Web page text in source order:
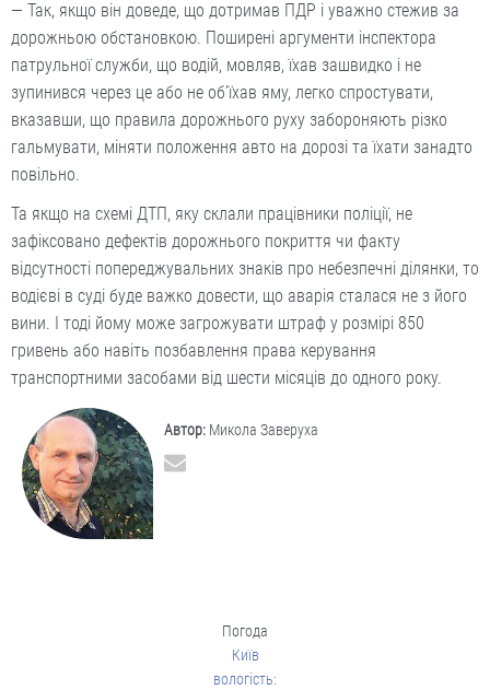
— Так, якщо він доведе, що дотримав ПДР і уважно стежив за
дорожньою обстановкою. Поширені аргументи інспектора
патрульної служби, що водій, мовляв, їхав зашвидко і не
зупинився через це або не об’їхав яму, легко спростувати,
вказавши, що правила дорожнього руху забороняють різко
гальмувати, міняти положення авто на дорозі та їхати занадто
повільно.
Та якщо на схемі ДТП, яку склали працівники поліції, не
зафіксовано дефектів дорожнього покриття чи факту
відсутності попереджувальних знаків про небезпечні ділянки, то
водієві в суді буде важко довести, що аварія сталася не з його
вини. І тоді йому може загрожувати штраф у розмірі 850
гривень або навіть позбавлення права керування
транспортними засобами від шести місяців до одного року.
Автор: Микола Заверуха
Погода
Київ
вологість: